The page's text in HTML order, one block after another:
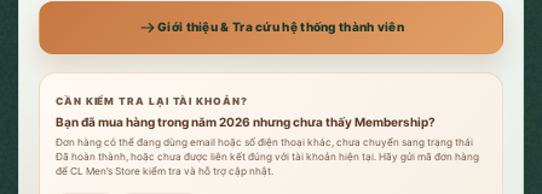
Giới thiệu & Tra cứu hệ thống thành viên
CẦN KIỂM TRA LẠI TÀI KHOẢN?
Bạn đã mua hàng trong năm 2026 nhưng chưa thấy Membership?
Đơn hàng có thể đang dùng email hoặc số điện thoại khác, chưa chuyển sang trạng thái
Đã hoàn thành, hoặc chưa được liên kết đúng với tài khoản hiện tại. Hãy gửi mã đơn hàng
để CL Men’s Store kiểm tra và hỗ trợ cập nhật.